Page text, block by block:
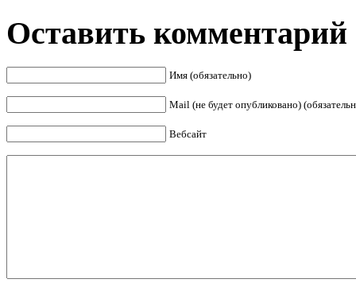
Оставить комментарий
Имя (обязательно)
Mail (не будет опубликовано)
Вебсайт